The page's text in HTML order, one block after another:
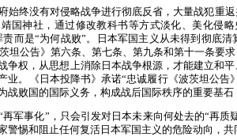
始终没有对侵略战争进行彻底反省，大量战犯重
国神社，通过修改教科书等方式淡化、美化侵
责而是“为何战败”。日本军国主义从未得到彻底
坦公告》第六条、第七条、第九条和第十一条要
争权，从思想上消除日本战争根源，才能建立和
业。《日本投降书》承诺“忠诚履行《波茨坦公告
战败国的国际义务，构成战后国际秩序的重要基石
军事化”，只会引发对日本未来向何处去的“再质
警惕和阻止任何复活日本军国主义的危险动向，共